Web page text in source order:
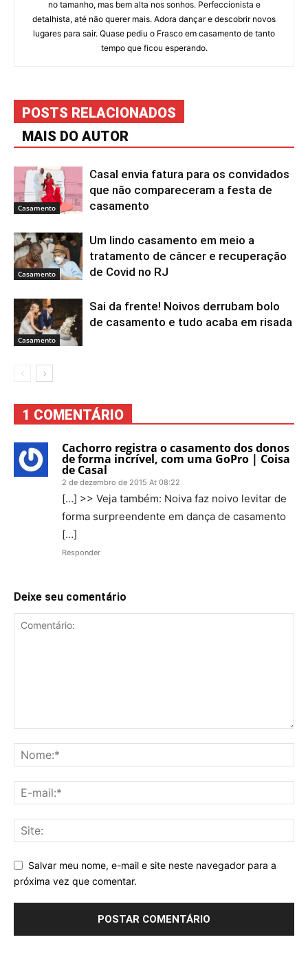
no tamanho, mas bem alta nos sonhos. Perfeccionista e
detalhista, até não querer mais. Adora dançar e descobrir novos
lugares para sair. Quase pediu o Frasco em casamento de tanto
tempo que ficou esperando.
POSTS RELACIONADOS
MAIS DO AUTOR
Casamento
Casal envia fatura para os convidados
que não compareceram a festa de
casamento
Casamento
Um lindo casamento em meio a
tratamento de câncer e recuperação
de Covid no RJ
Casamento
Sai da frente! Noivos derrubam bolo
de casamento e tudo acaba em risada
1 COMENTÁRIO
Cachorro registra o casamento dos donos
de forma incrível, com uma GoPro | Coisa
de Casal
2 de dezembro de 2015 At 08:22
[…] >> Veja também: Noiva faz noivo levitar de
forma surpreendente em dança de casamento
[…]
Responder
Deixe seu comentário
Salvar meu nome, e-mail e site neste navegador para a
próxima vez que comentar.